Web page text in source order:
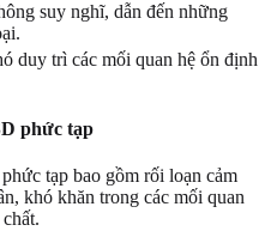
suy nghĩ, dẫn đến những
duy trì các mối quan hệ ổn định
phức tạp
tạp bao gồm rối loạn cảm
khó khăn trong các mối quan